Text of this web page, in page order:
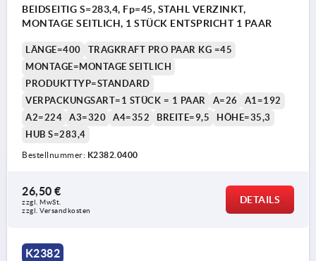
BEIDSEITIG S=283,4, Fp=45, STAHL VERZINKT,
MONTAGE SEITLICH, 1 STÜCK ENTSPRICHT 1 PAAR
LÄNGE=400
TRAGKRAFT PRO PAAR KG =45
MONTAGE=MONTAGE SEITLICH
PRODUKTTYP=STANDARD
VERPACKUNGSART=1 STÜCK = 1 PAAR
A=26
A1=192
A2=224
A3=320 A4=352 BREITE=9,5
HÖHE=35,3
HUB S=283,4
Bestellnummer: K2382.0400
26,50 €
zzgl. MwSt.
zzgl. Versandkosten
DETAILS
K2382